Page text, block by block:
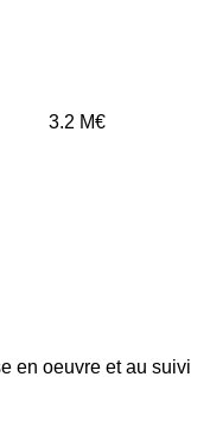
3.2 M€
en oeuvre et au suivi